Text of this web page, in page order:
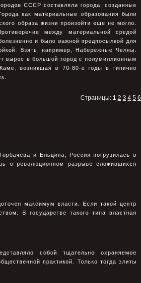
СССР составляли города, созданные
как материальные образования были
образа жизни произойти еще не могло.
между материальной средой
и было важной предпосылкой для
Взять, например, Набережные Челны.
вырос в большой город с полумиллионным
возникшая в 70-80-е годы в типично
Страницы: 1 2 3 4 5 6
и Ельцина, Россия погрузилась в
о революционном разрыве сложившихся
максимум власти. Если такой центр
В государстве такого типа властная
собой тщательно охраняемое
практикой. Только тогда элиты